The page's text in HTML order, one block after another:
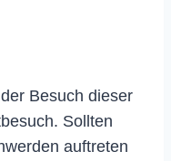
Besuch dieser
Sollten
auftreten